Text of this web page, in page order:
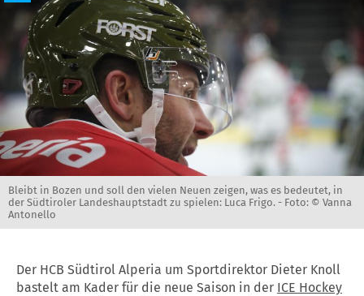
Bleibt in Bozen und soll den vielen Neuen zeigen, was es bedeutet, in
der Südtiroler Landeshauptstadt zu spielen: Luca Frigo. - Foto: © Vanna
Antonello
Der HCB Südtirol Alperia um Sportdirektor Dieter Knoll
bastelt am Kader für die neue Saison in der ICE Hockey